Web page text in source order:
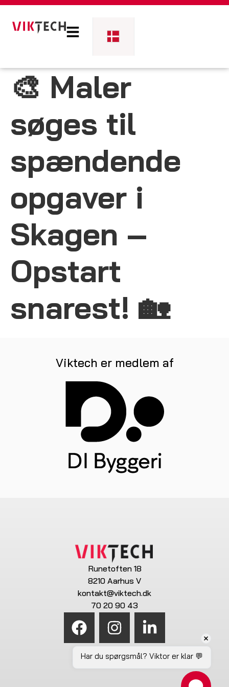
🎨 Maler
søges til
spændende
opgaver i
Skagen –
Opstart
snarest! 🏡
Viktech er medlem af
Runetoften 18
8210 Aarhus V
kontakt@viktech.dk
70 20 90 43
Har du spørgsmål? Viktor er klar 💬